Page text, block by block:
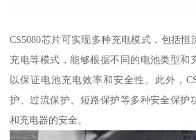
CS5080芯片可实现多种充电模式，包括恒
充电等模式，能够根据不同的电池类型和
以保证电池充电效率和安全性。此外，
护、过流保护、短路保护等多种安全保护
和充电器的安全。